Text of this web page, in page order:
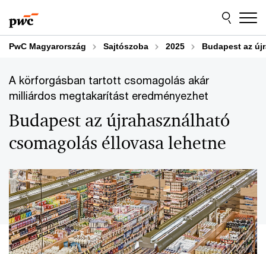
to
content
to
footer
PwC Magyarország Sajtószoba 2025 Budapest az
A körforgásban tartott csomagolás akár
milliárdos megtakarítást eredményezhet
Budapest az újrahasználható
csomagolás éllovasa lehetne